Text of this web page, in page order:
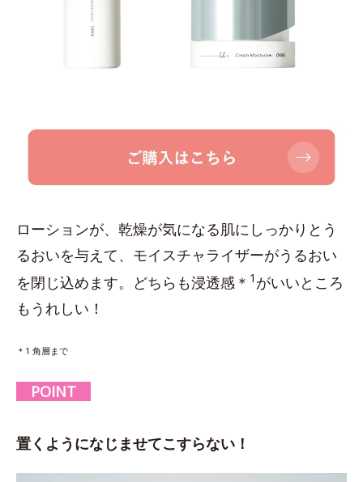
ローションが、乾燥が気になる肌にしっかりとう
るおいを与えて、モイスチャライザーがうるおい
を閉じ込めます。どちらも浸透感＊ 1 がいいところ
もうれしい！
＊1 角層まで
POINT
置くようになじませてこすらない！